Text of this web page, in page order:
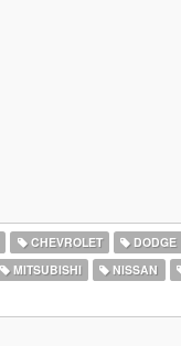
CHEVROLET DODGE
MITSUBISHI NISSAN